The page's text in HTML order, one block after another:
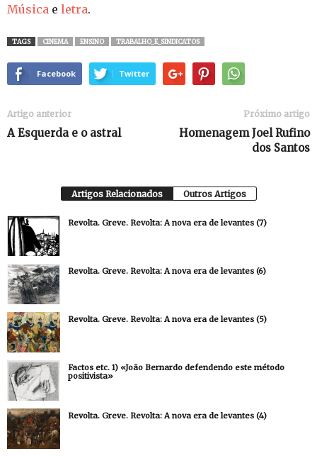
Música e letra.
TAGS CINEMA ENSINO TRABALHO_E_SINDICATOS
Facebook Twitter
Artigo anterior
A Esquerda e o astral
Próximo artigo
Homenagem Joel Rufino
dos Santos
Artigos Relacionados Outros Artigos
Revolta. Greve. Revolta: A nova era de levantes (7)
Revolta. Greve. Revolta: A nova era de levantes (6)
Revolta. Greve. Revolta: A nova era de levantes (5)
Factos etc. 1) «João Bernardo defendendo este método
positivista»
Revolta. Greve. Revolta: A nova era de levantes (4)